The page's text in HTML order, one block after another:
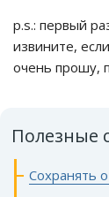
p.s.: первый
извините,
очень прошу,
Полезные
Сохранять